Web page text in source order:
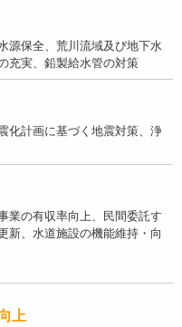
源保全、荒川流域及び地下水
充実、鉛製給水管の対策
化計画に基づく地震対策、浄
業の有収率向上、民間委託す
新、水道施設の機能維持・向
上